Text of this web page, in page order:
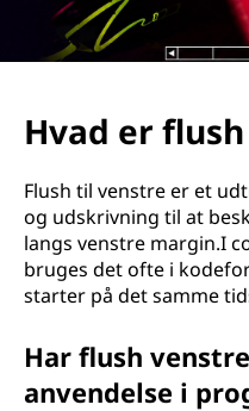
Hvad er
Flush til venstre er et
og udskrivning til at
langs venstre margin.I
bruges det ofte i
starter på det samme
Har flush
anvendelse i